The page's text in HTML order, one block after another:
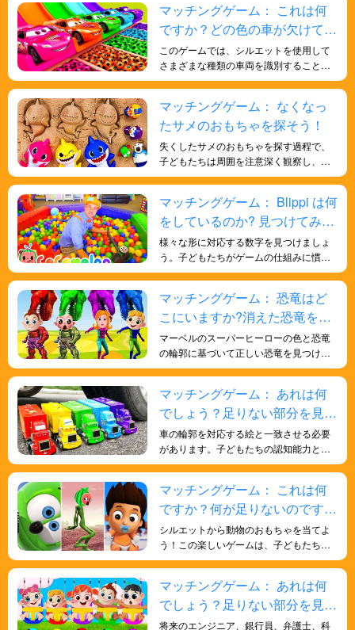
の集中力と細部への注意力を養うのに役
立ちます。
マッチングゲーム： これは何
ですか？どの色の車が欠けてい
ますか?色と形について学ぼ
う！
このゲームでは、シルエットを使用して
さまざまな種類の車両を識別すること
で、子供たちの形状識別スキルを向上さ
に楽しく効果的に身につけさせることが
できます。
マッチングゲーム： なくなっ
たサメのおもちゃを探そう！
失くしたサメのおもちゃを探す過程で、
子どもたちは周囲を注意深く観察し、サ
メのおもちゃに合う形や色を探す必要が
せ、注意力と細部への観察力を向上させ
るのに役立ちます。
マッチングゲーム： Blippi は何
をしているのか? 見つけてみま
しょう!
様々な形に対応する数字を見つけましょ
う。子どもたちがゲームの仕組みに慣れ
てくると、より速く、より効率的に物体
的思考力や戦略的計画力を育むようにな
ります。
マッチングゲーム： 恐竜はど
こにいますか?消えた恐竜を探
そう！
マーベルのスーパーヒーローの色と恐竜
の輪郭に基づいて正しい恐竜を見つける
ことは、子供たちがより多様な色を認識
能力を向上させ、知識を強化し、より賢
くなります。
マッチングゲーム： あれは何
でしょう？足りない部分を見つ
けよう！
車の輪郭を対応する絵と一致させる必要
があります。子どもたちの認知能力と問
題解決能力を向上させ、記憶力と細部へ
マッチングゲーム： これは何
ですか？何が足りないのです
か？見つけてみましょう！
シルエットから動物のおもちゃを当てよ
う！この楽しいゲームは、子どもたちの
批判的思考力と問題解決能力を育みま
のに役立ちます。
マッチングゲーム： あれは何
でしょう？足りない部分を見つ
けよう！
将来のエンジニア、銀行員、弁護士、科